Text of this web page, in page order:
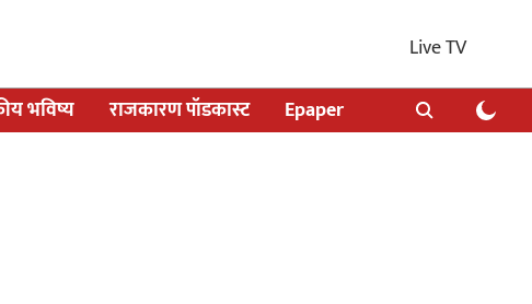
Live TV
भविष्य राजकारण पॉडकास्ट Epaper